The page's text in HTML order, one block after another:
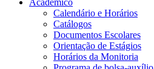
Acadêmico
Calendário e Horários
Catálogos
Documentos Escolares
Orientação de Estágios
Horários da Monitoria